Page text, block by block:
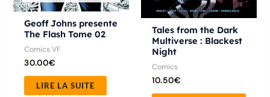
Geoff Johns presente
The Flash Tome 02
Comics VF
30.00€
LIRE LA SUITE
Tales from the Dark
Multiverse : Blackest
Night
Comics
10.50€
sur